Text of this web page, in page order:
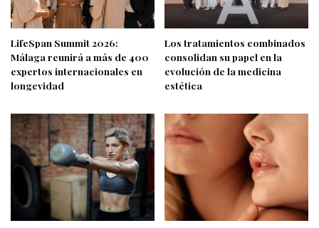
LifeSpan Summit 2026:
Málaga reunirá a más de 400
expertos internacionales en
longevidad
Los tratamientos combinados
consolidan su papel en la
evolución de la medicina
estética